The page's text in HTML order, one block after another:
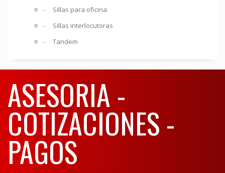
Sillas para oficina
Sillas interlocutoras
Tandem
ASESORIA -
COTIZACIONES -
PAGOS